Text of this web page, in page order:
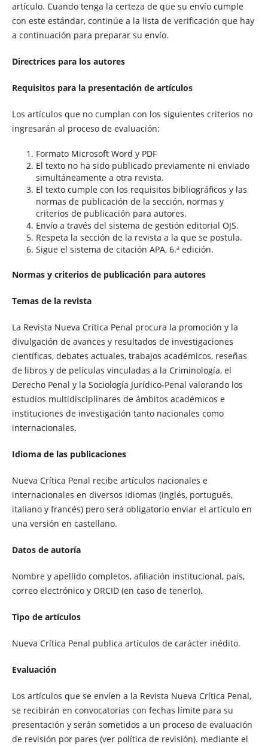
artículo. Cuando tenga la certeza de que su envío cumple
con este estándar, continúe a la lista de verificación que hay
a continuación para preparar su envío.
Directrices para los autores
Requisitos para la presentación de artículos
Los artículos que no cumplan con los siguientes criterios no
ingresarán al proceso de evaluación:
Formato Microsoft Word y PDF
El texto no ha sido publicado previamente ni enviado
simultáneamente a otra revista.
El texto cumple con los requisitos bibliográficos y las
normas de publicación de la sección, normas y
criterios de publicación para autores.
Envío a través del sistema de gestión editorial OJS.
Respeta la sección de la revista a la que se postula.
Sigue el sistema de citación APA, 6.ª edición.
Normas y criterios de publicación para autores
Temas de la revista
La Revista Nueva Crítica Penal procura la promoción y la
divulgación de avances y resultados de investigaciones
científicas, debates actuales, trabajos académicos, reseñas
de libros y de películas vinculadas a la Criminología, el
Derecho Penal y la Sociología Jurídico-Penal valorando los
estudios multidisciplinares de ámbitos académicos e
instituciones de investigación tanto nacionales como
internacionales.
Idioma de las publicaciones
Nueva Crítica Penal recibe artículos nacionales e
internacionales en diversos idiomas (inglés, portugués,
italiano y francés) pero será obligatorio enviar el artículo en
una versión en castellano.
Datos de autoría
Nombre y apellido completos, afiliación institucional, país,
correo electrónico y ORCID (en caso de tenerlo).
Tipo de artículos
Nueva Crítica Penal publica artículos de carácter inédito.
Evaluación
Los artículos que se envíen a la Revista Nueva Crítica Penal,
se recibirán en convocatorias con fechas límite para su
presentación y serán sometidos a un proceso de evaluación
de revisión por pares (ver política de revisión). mediante el